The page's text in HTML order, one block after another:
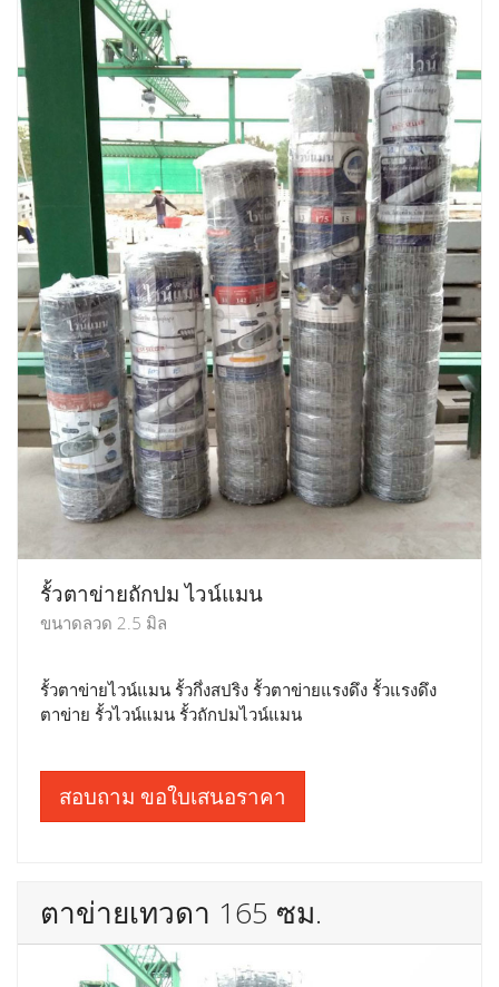
รั้วตาข่ายถักปม ไวน์แมน
ขนาดลวด 2.5 มิล
รั้วตาข่ายไวน์แมน รั้วกึ่งสปริง รั้วตาข่ายแรงดึง รั้วแรงดึง
ตาข่าย รั้วไวน์แมน รั้วถักปมไวน์แมน
สอบถาม ขอใบเสนอราคา
ตาข่ายเทวดา 165 ซม.